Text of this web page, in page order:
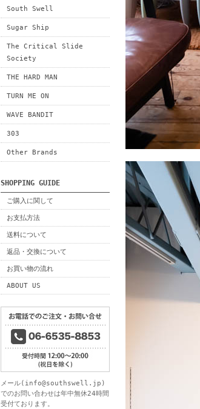
South Swell
Sugar Ship
The Critical Slide
Society
THE HARD MAN
TURN ME ON
WAVE BANDIT
303
Other Brands
SHOPPING GUIDE
ご購入に関して
お支払方法
送料について
返品・交換について
お買い物の流れ
ABOUT US
メール( info@southswell.jp )
でのお問い合わせは年中無休24時間
受付ております。